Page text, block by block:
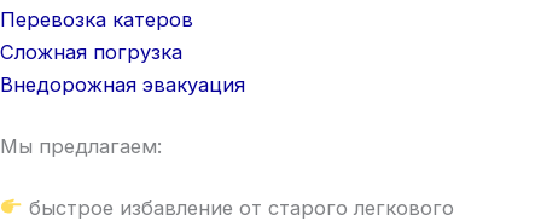
Перевозка катеров
Сложная погрузка
Внедорожная эвакуация
Мы предлагаем:
быстрое избавление от старого легкового